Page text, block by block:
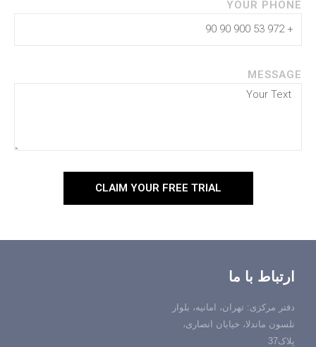
YOUR PHONE
MESSAGE
CLAIM YOUR FREE TRIAL
ارتباط با ما
دفتر مرکزی: تهران، امانیه، بلوار
نلسون ماندلا، خیابان انصاری،
پلاک37